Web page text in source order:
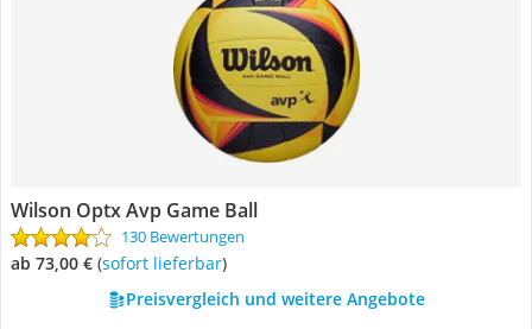
Wilson Optx Avp Game Ball
130 Bewertungen
ab 73,00 € ( Sofort lieferbar)
Preisvergleich und weitere Angebote